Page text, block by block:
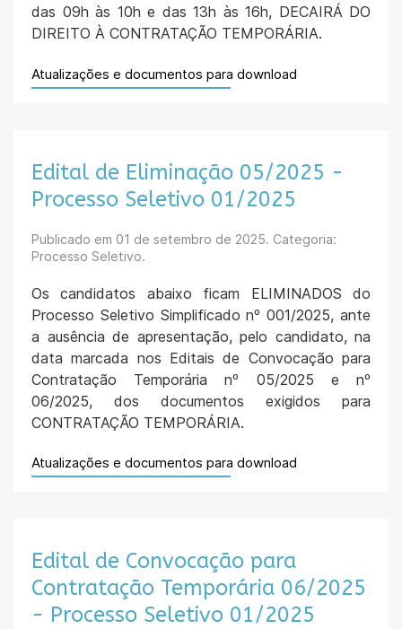
das 09h às 10h e das 13h às 16h, DECAIRÁ DO
DIREITO À CONTRATAÇÃO TEMPORÁRIA.
Atualizações e documentos para download
Edital de Eliminação 05/2025 -
Processo Seletivo 01/2025
Publicado em 01 de setembro de 2025. Categoria:
Processo Seletivo.
Os candidatos abaixo ficam ELIMINADOS do
Processo Seletivo Simplificado nº 001/2025, ante
a ausência de apresentação, pelo candidato, na
data marcada nos Editais de Convocação para
Contratação Temporária nº 05/2025 e nº
06/2025, dos documentos exigidos para
CONTRATAÇÃO TEMPORÁRIA.
Atualizações e documentos para download
Edital de Convocação para
Contratação Temporária 06/2025
- Processo Seletivo 01/2025